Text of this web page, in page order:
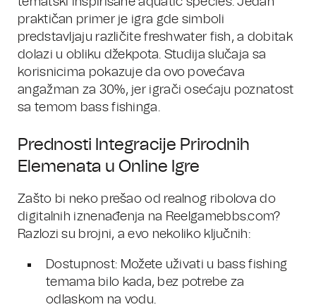
praktičan primer je igra gde simboli
predstavljaju različite freshwater fish, a dobitak
dolazi u obliku džekpota. Studija slučaja sa
korisnicima pokazuje da ovo povećava
angažman za 30%, jer igrači osećaju poznatost
sa temom bass fishinga.
Prednosti Integracije Prirodnih
Elemenata u Online Igre
Zašto bi neko prešao od realnog ribolova do
digitalnih iznenađenja na Reelgamebbs.com?
Razlozi su brojni, a evo nekoliko ključnih:
Dostupnost: Možete uživati u bass fishing
temama bilo kada, bez potrebe za
odlaskom na vodu.